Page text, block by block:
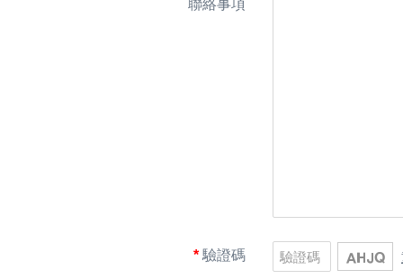
聯絡事項
驗證碼